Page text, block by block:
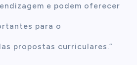
e podem oferecer
para o
propostas curriculares.”